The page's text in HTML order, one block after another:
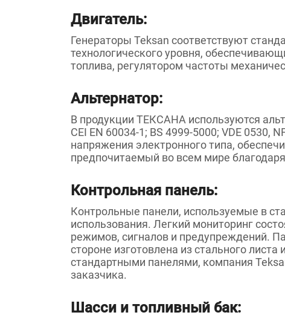
Двигатель:
Генераторы Teksan соответствуют
технологического уровня,
топлива, регулятором частоты
Альтернатор:
В продукции ТЕКСАНА используются
CEI EN 60034-1; BS 4999-5000; VDE 0530,
напряжения электронного типа,
предпочитаемый во всем мире
Контрольная панель:
Контрольные панели, используемые в
использования. Легкий мониторинг
режимов, сигналов и предупреждений.
стороне изготовлена из стального
стандартными панелями, компания
заказчика.
Шасси и топливный бак: